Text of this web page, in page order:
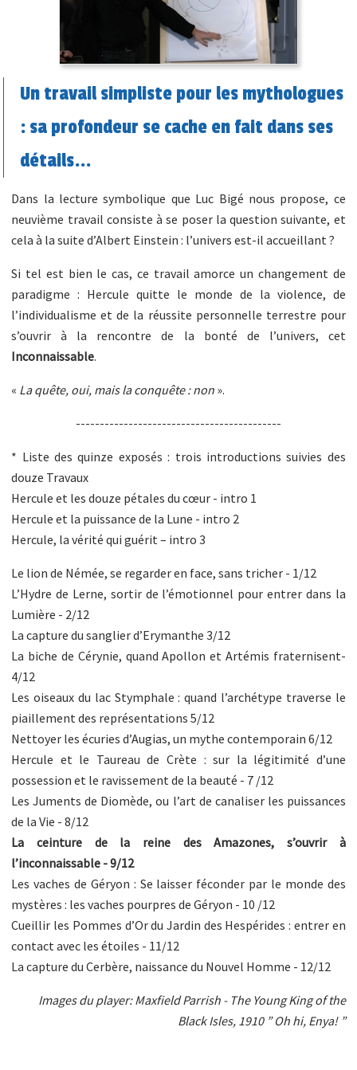
Un travail simpliste pour les mythologues
: sa profondeur se cache en fait dans ses
détails...
Dans la lecture symbolique que Luc Bigé nous propose, ce
neuvième travail consiste à se poser la question suivante, et
cela à la suite d’Albert Einstein : l’univers est-il accueillant ?
Si tel est bien le cas, ce travail amorce un changement de
paradigme : Hercule quitte le monde de la violence, de
l’individualisme et de la réussite personnelle terrestre pour
s’ouvrir à la rencontre de la bonté de l’univers, cet
Inconnaissable.
« La quête, oui, mais la conquête : non ».
-------------------------------------------
* Liste des quinze exposés : trois introductions suivies des
douze Travaux
Hercule et les douze pétales du cœur - intro 1
Hercule et la puissance de la Lune - intro 2
Hercule, la vérité qui guérit – intro 3
Le lion de Némée, se regarder en face, sans tricher - 1/12
L’Hydre de Lerne, sortir de l’émotionnel pour entrer dans la
Lumière - 2/12
La capture du sanglier d’Erymanthe 3/12
La biche de Cérynie, quand Apollon et Artémis fraternisent-
4/12
Les oiseaux du lac Stymphale : quand l’archétype traverse le
piaillement des représentations 5/12
Nettoyer les écuries d’Augias, un mythe contemporain 6/12
Hercule et le Taureau de Crète : sur la légitimité d’une
possession et le ravissement de la beauté - 7 /12
Les Juments de Diomède, ou l’art de canaliser les puissances
de la Vie - 8/12
La ceinture de la reine des Amazones, s’ouvrir à
l’inconnaissable - 9/12
Les vaches de Géryon : Se laisser féconder par le monde des
mystères : les vaches pourpres de Géryon - 10 /12
Cueillir les Pommes d’Or du Jardin des Hespérides : entrer en
contact avec les étoiles - 11/12
La capture du Cerbère, naissance du Nouvel Homme - 12/12
Images du player: Maxfield Parrish - The Young King of the
Black Isles, 1910 ” Oh hi, Enya! ”